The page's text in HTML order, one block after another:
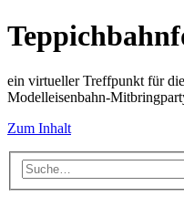
ein virtueller Treffpunkt für
Modelleisenbahn-
Zum Inhalt